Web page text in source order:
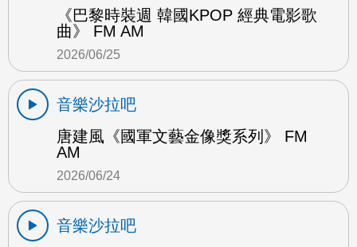
《巴黎時裝週 韓國KPOP 經典電影歌
曲》 FM AM
2026/06/25
音樂沙拉吧
唐建風《國軍文藝金像獎系列》 FM
AM
2026/06/24
音樂沙拉吧